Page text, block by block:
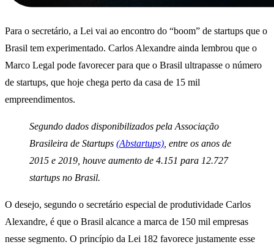
Para o secretário, a Lei vai ao encontro do “boom” de startups que o
Brasil tem experimentado. Carlos Alexandre ainda lembrou que o
Marco Legal pode favorecer para que o Brasil ultrapasse o número
de startups, que hoje chega perto da casa de 15 mil
empreendimentos.
Segundo dados disponibilizados pela Associação
Brasileira de Startups (Abstartups), entre os anos de
2015 e 2019, houve aumento de 4.151 para 12.727
startups no Brasil.
O desejo, segundo o secretário especial de produtividade Carlos
Alexandre, é que o Brasil alcance a marca de 150 mil empresas
nesse segmento. O princípio da Lei 182 favorece justamente esse